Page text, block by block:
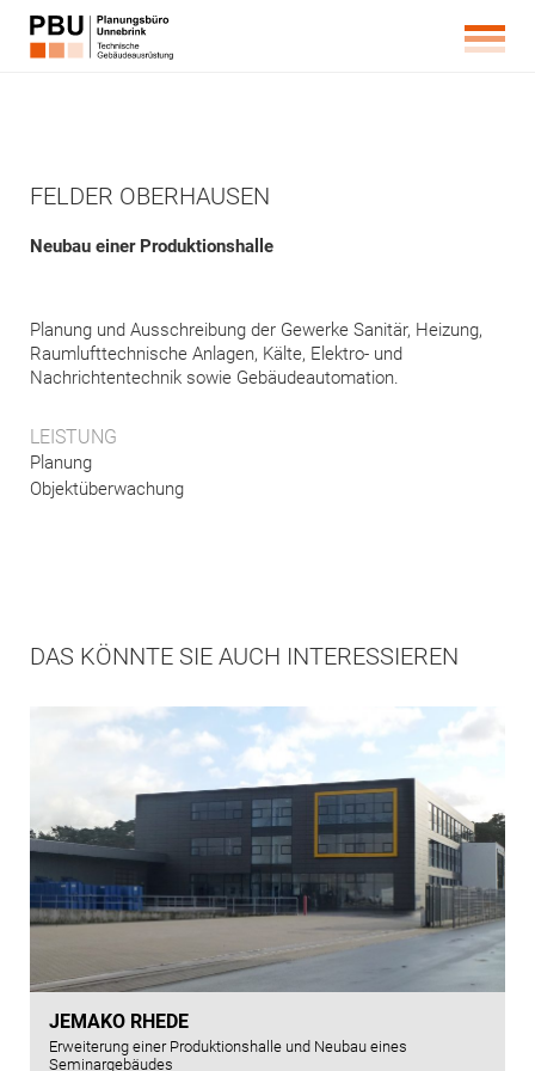
FELDER OBERHAUSEN
Neubau einer Produktionshalle
Planung und Ausschreibung der Gewerke Sanitär, Heizung,
Raumlufttechnische Anlagen, Kälte, Elektro- und
Nachrichtentechnik sowie Gebäudeautomation.
LEISTUNG
Planung
Objektüberwachung
DAS KÖNNTE SIE AUCH INTERESSIEREN
JEMAKO RHEDE
Erweiterung einer Produktionshalle und Neubau eines
Seminargebäudes